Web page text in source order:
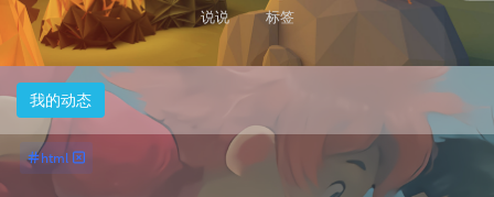
说说 标签
我的动态
html